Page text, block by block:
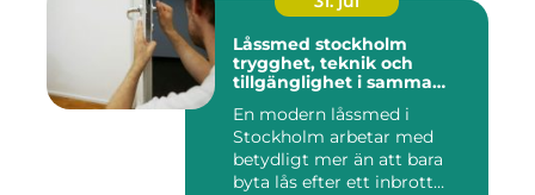
Låssmed stockholm
trygghet, teknik och
tillgänglighet i samma
En modern låssmed i
Stockholm arbetar med
betydligt mer än att bara
byta lås efter ett inbrott